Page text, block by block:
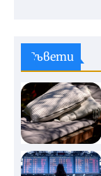
Съвети